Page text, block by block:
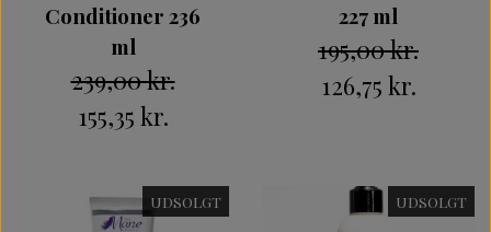
Conditioner 236
ml
239,00 kr.
155,35 kr.
227 ml
195,00 kr.
126,75 kr.
UDSOLGT UDSOLGT